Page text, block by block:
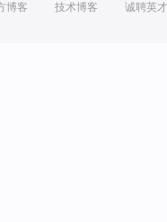
博客 技术博客 诚聘英才